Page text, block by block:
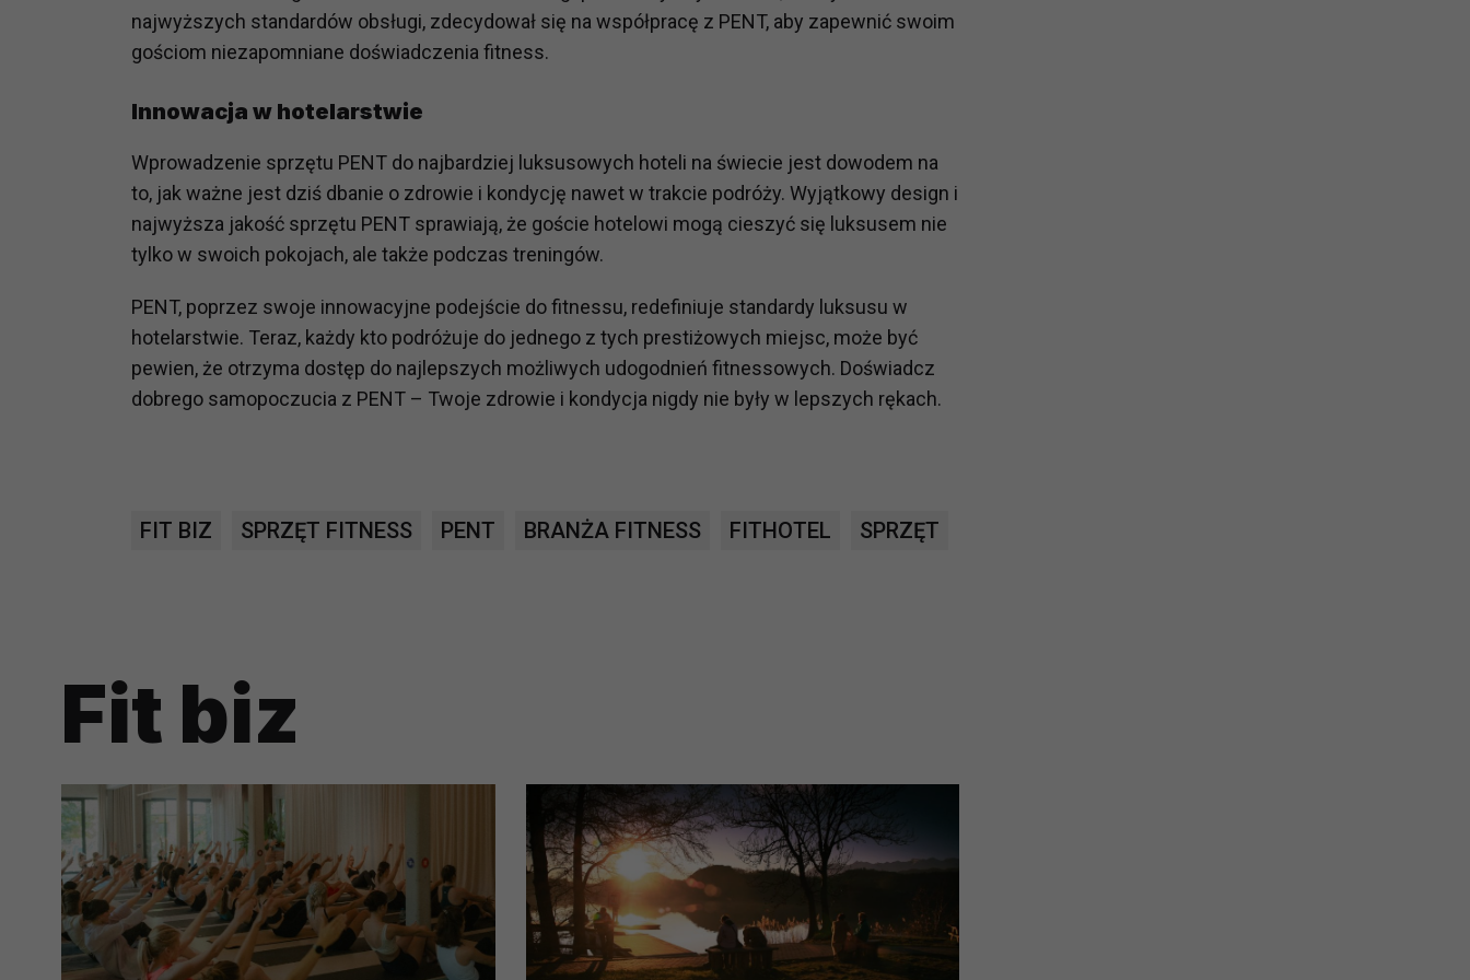
najwyższych standardów obsługi, zdecydował się na współpracę z PENT, aby zapewnić swoim
gościom niezapomniane doświadczenia fitness.
Innowacja w hotelarstwie
Wprowadzenie sprzętu PENT do najbardziej luksusowych hoteli na świecie jest dowodem na
to, jak ważne jest dziś dbanie o zdrowie i kondycję nawet w trakcie podróży. Wyjątkowy design i
najwyższa jakość sprzętu PENT sprawiają, że goście hotelowi mogą cieszyć się luksusem nie
tylko w swoich pokojach, ale także podczas treningów.
PENT, poprzez swoje innowacyjne podejście do fitnessu, redefiniuje standardy luksusu w
hotelarstwie. Teraz, każdy kto podróżuje do jednego z tych prestiżowych miejsc, może być
pewien, że otrzyma dostęp do najlepszych możliwych udogodnień fitnessowych. Doświadcz
dobrego samopoczucia z PENT – Twoje zdrowie i kondycja nigdy nie były w lepszych rękach.
FIT BIZ SPRZĘT FITNESS PENT BRANŻA FITNESS FITHOTEL SPRZĘT
Fit biz
potrzebom
Komu możemy przekazać dane?
np. agencjom marketingowym, podwykonawcom naszych usług oraz podmiotom uprawnionym do uzyskania danych na podstawie
prawną. Pragniemy też wspomnieć, że na większości stron internetowych dane o ruchu użytkowników zbierane są przez naszych
Zaufanych parterów.
Jakie masz prawa w stosunku do Twoich danych?
także wycofać zgodę na przetwarzanie danych osobowych, zgłosić sprzeciw oraz skorzystać z innych praw wymienionych
szczegółowo tutaj.
Jakie są podstawy prawne przetwarzania Twoich danych?
Każde przetwarzanie Twoich danych musi być oparte na właściwej, zgodnej z obowiązującymi przepisami, podstawie prawnej.
Przetwarzanie Twoich danych w celach marketingowych podmiotów trzecich będzie odbywać się na podstawie Twojej dobrowolnej